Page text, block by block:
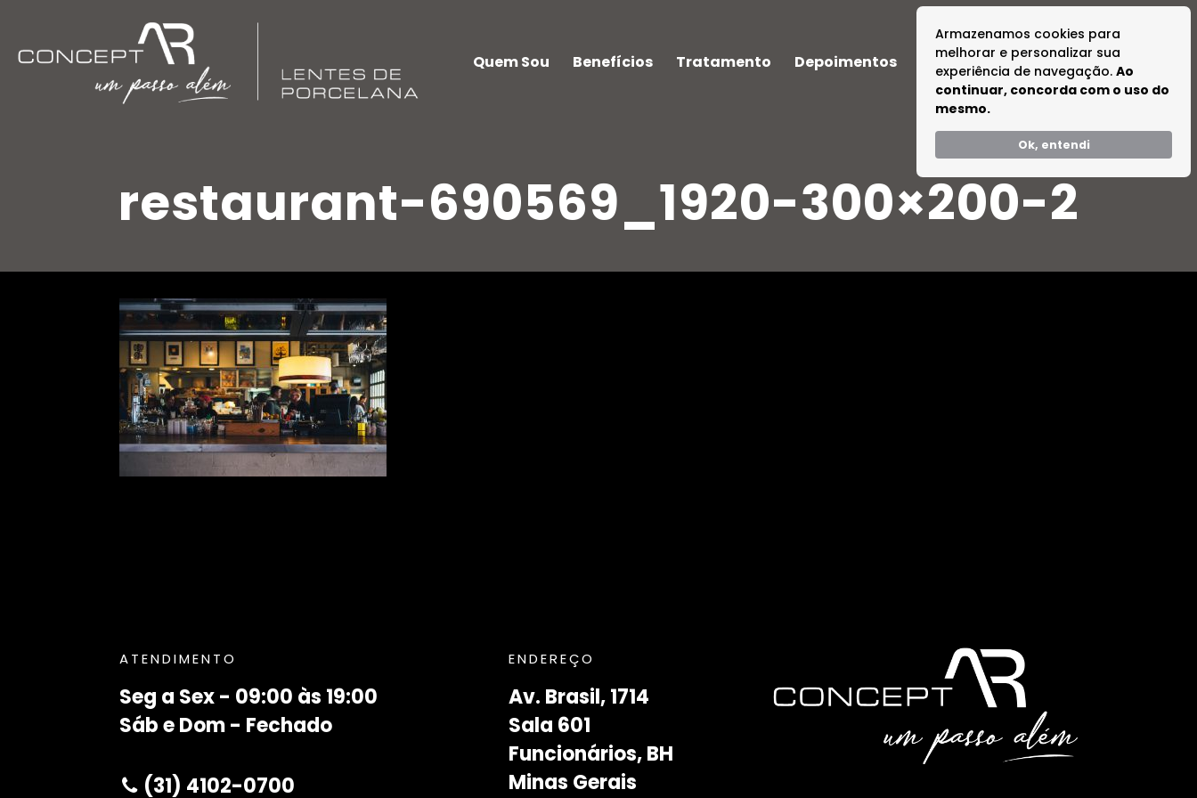
Armazenamos cookies para
melhorar e personalizar sua
experiência de navegação. Ao
continuar, concorda com o uso do
mesmo.
Ok, entendi
Quem Sou Benefícios Tratamento Depoimentos Dúvidas Tire suas Dúvidas
restaurant-690569_1920-300×200-2
ATENDIMENTO
Seg a Sex - 09:00 às 19:00
Sáb e Dom - Fechado
(31) 4102-0700
ENDEREÇO
Av. Brasil, 1714
Sala 601
Funcionários, BH
Minas Gerais